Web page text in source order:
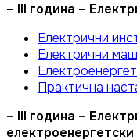
– III година –
Електрични
Електрични
Практична
– III година –